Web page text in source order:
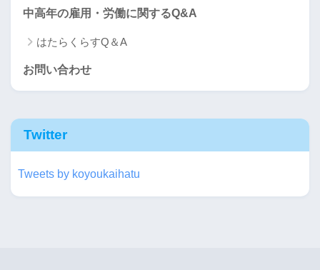
中高年の雇用・労働に関するQ&A
はたらくらすQ＆A
お問い合わせ
Twitter
Tweets by koyoukaihatu